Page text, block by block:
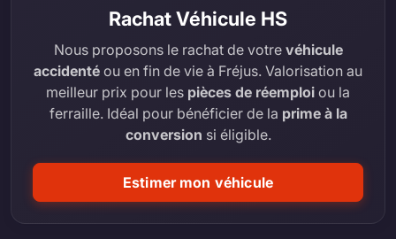
Rachat Véhicule HS
Nous proposons le rachat de votre véhicule
accidenté ou en fin de vie à Fréjus. Valorisation au
meilleur prix pour les pièces de réemploi ou la
ferraille. Idéal pour bénéficier de la prime à la
conversion si éligible.
Estimer mon véhicule